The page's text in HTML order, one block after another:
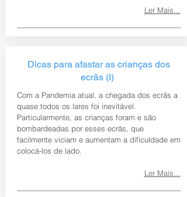
Ler Mais...
Dicas para afastar as crianças dos
ecrãs (I)
Com a Pandemia atual, a chegada dos ecrãs a
quase todos os lares foi inevitável.
Particularmente, as crianças foram e são
bombardeadas por esses ecrãs, que
facilmente viciam e aumentam a dificuldade em
colocá-los de lado.
Ler Mais...